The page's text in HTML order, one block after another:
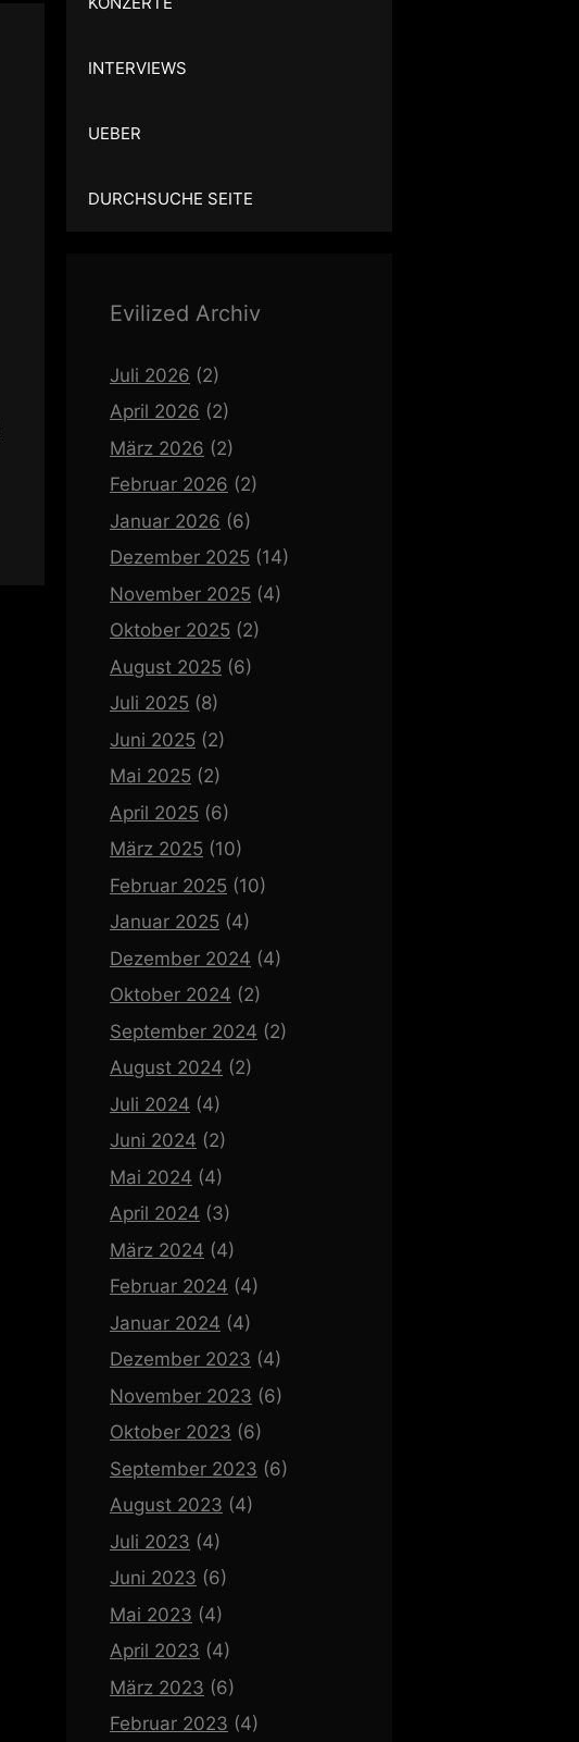
INTERVIEWS
UEBER
DURCHSUCHE SEITE
Evilized Archiv
Juli 2026 (2)
April 2026 (2)
März 2026 (2)
Februar 2026 (2)
Januar 2026 (6)
Dezember 2025 (14)
November 2025 (4)
Oktober 2025 (2)
August 2025 (6)
Juli 2025 (8)
Juni 2025 (2)
Mai 2025 (2)
April 2025 (6)
März 2025 (10)
Februar 2025 (10)
Januar 2025 (4)
Dezember 2024 (4)
Oktober 2024 (2)
September 2024 (2)
August 2024 (2)
Juli 2024 (4)
Juni 2024 (2)
Mai 2024 (4)
April 2024 (3)
März 2024 (4)
Februar 2024 (4)
Januar 2024 (4)
Dezember 2023 (4)
November 2023 (6)
Oktober 2023 (6)
September 2023 (6)
August 2023 (4)
Juli 2023 (4)
Juni 2023 (6)
Mai 2023 (4)
April 2023 (4)
März 2023 (6)
Februar 2023 (4)